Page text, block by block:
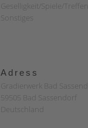
Geselligkeit/Spiele/Treffen
Sonstiges
Adress
Gradierwerk Bad
59505 Bad Sassendorf
Deutschland